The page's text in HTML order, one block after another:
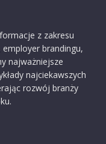
z zakresu
brandingu,
najważniejsze
najciekawszych
rozwój branży